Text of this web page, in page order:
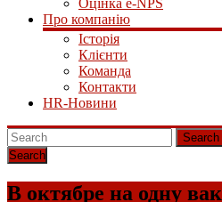
Оцінка e-NPS
Про компанію
Історія
Клієнти
Команда
Контакти
HR-Новини
Search
В октябре на одну